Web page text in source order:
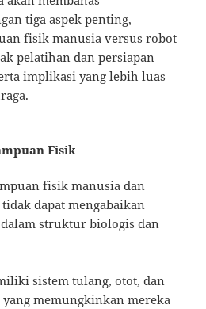
tiga aspek penting,
fisik manusia versus robot
pelatihan dan persiapan
implikasi yang lebih luas
Fisik
fisik manusia dan
dapat mengabaikan
struktur biologis dan
sistem tulang, otot, dan
memungkinkan mereka